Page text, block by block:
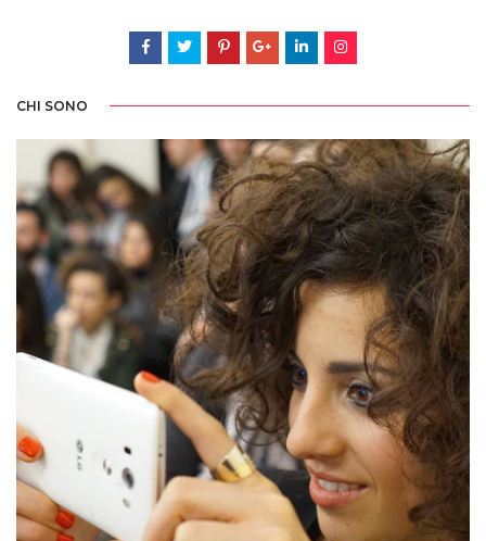
CHI SONO